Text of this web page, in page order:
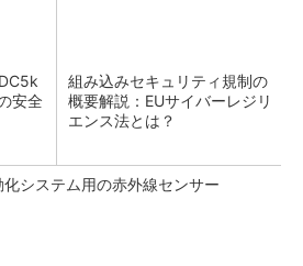
安全
組み込みセキュリティ規制の
概要解説：EUサイバーレジリ
エンス法とは？
化システム用の赤外線センサー